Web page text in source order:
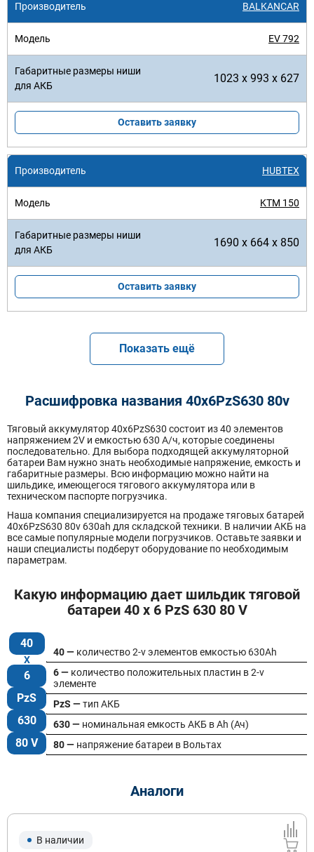
BALKANCAR
EV 792
1023 x 993 x 627
Оставить заявку
HUBTEX
KTM 150
1690 x 664 x 850
Оставить заявку
Показать ещё
Расшифровка названия 40х6PzS630 80v
Тяговый аккумулятор 40x6PzS630 состоит из 40 элементов
напряжением 2V и емкостью 630 А/ч, которые соединены
последовательно. Для выбора подходящей аккумуляторной
батареи Вам нужно знать необходимые напряжение, емкость и
габаритные размеры. Всю информацию можно найти на
шильдике, имеющегося тягового аккумулятора или в
техническом паспорте погрузчика.
Наша компания специализируется на продаже тяговых батарей
40х6PzS630 80v 630ah для складской техники. В наличии АКБ на
все самые популярные модели погрузчиков. Оставьте заявки и
наши специалисты подберут оборудование по необходимым
параметрам.
Какую информацию дает шильдик тяговой
батареи 40 x 6 PzS 630 80 V
40
6
PzS
630
80 V
40 — количество 2-v элементов емкостью 630Ah
80 — напряжение батареи в Вольтах
6 — количество положительных пластин в 2-v
элементе
630 — номинальная емкость АКБ в Ah (Ач)
PzS —тип АКБ
Аналоги
В наличии